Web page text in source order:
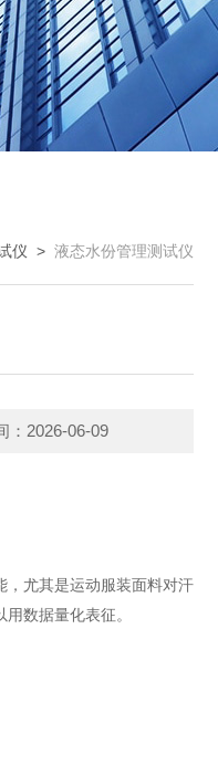
仪 > 液态水份管理测试仪
：2026-06-09
，尤其是运动服装面料对汗
数据量化表征。